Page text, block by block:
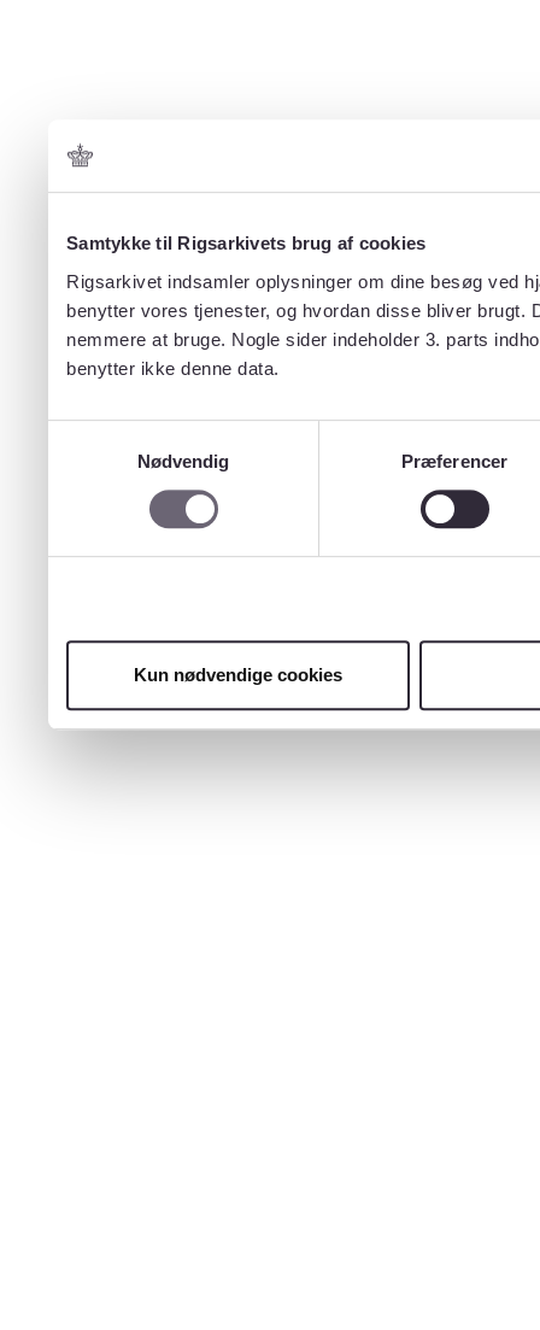
Samtykke til Rigsarkivets brug af cookies
Rigsarkivet indsamler oplysninger om dine besøg ved
benytter vores tjenester, og hvordan disse bliver
nemmere at bruge. Nogle sider indeholder 3. parts
benytter ikke denne data.
Nødvendig
Præferencer
Kun nødvendige cookies